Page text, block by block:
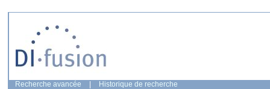
Recherche avancée Historique de recherche